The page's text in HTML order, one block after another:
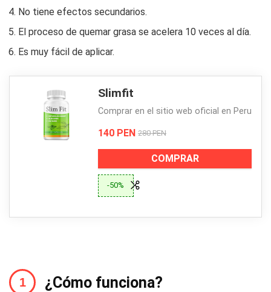
No tiene efectos secundarios.
El proceso de quemar grasa se acelera 10 veces al día.
Es muy fácil de aplicar.
Slimfit
Comprar en el sitio web oficial en Peru
140 PEN 280 PEN
COMPRAR
-50%
¿Cómo funciona?